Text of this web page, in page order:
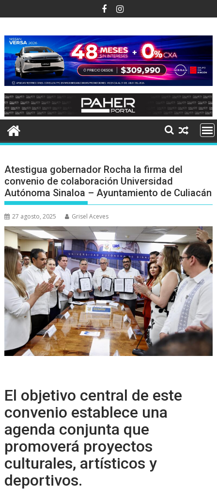
al
Atestigua gobernador Rocha la firma del
convenio de colaboración Universidad
Autónoma Sinaloa – Ayuntamiento de Culiacán
27 agosto, 2025 Grisel Aceves
El objetivo central de este
convenio establece una
agenda conjunta que
promoverá proyectos
culturales, artísticos y
deportivos.